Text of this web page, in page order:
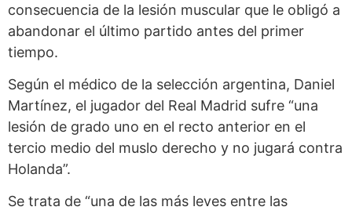
consecuencia de la lesión muscular que le obligó a
abandonar el último partido antes del primer
tiempo.
Según el médico de la selección argentina, Daniel
Martínez, el jugador del Real Madrid sufre “una
lesión de grado uno en el recto anterior en el
tercio medio del muslo derecho y no jugará contra
Holanda”.
Se trata de “una de las más leves entre las